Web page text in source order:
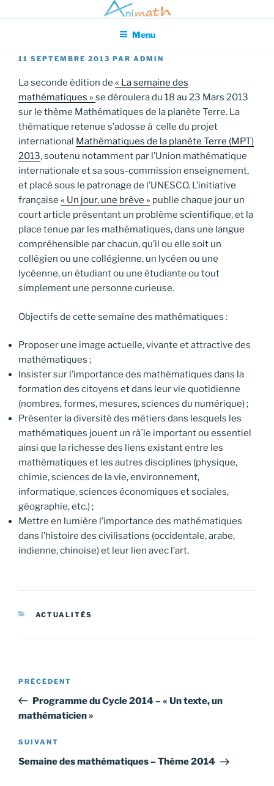
au
principal
Association pour l'Animation en Mathématiques
Menu
PUBLIÉ
11 SEPTEMBRE 2013 PAR ADMIN
La seconde édition de « La semaine des
mathématiques » se déroulera du 18 au 23 Mars 2013
sur le thème Mathématiques de la planète Terre. La
thématique retenue s’adosse à celle du projet
international Mathématiques de la planète Terre (MPT)
2013, soutenu notamment par l’Union mathématique
internationale et sa sous-commission enseignement,
et placé sous le patronage de l’UNESCO. L’initiative
française « Un jour, une brève » publie chaque jour un
court article présentant un problème scientifique, et la
place tenue par les mathématiques, dans une langue
compréhensible par chacun, qu’il ou elle soit un
collégien ou une collégienne, un lycéen ou une
lycéenne, un étudiant ou une étudiante ou tout
simplement une personne curieuse.
Objectifs de cette semaine des mathématiques :
Proposer une image actuelle, vivante et attractive des
mathématiques ;
Insister sur l’importance des mathématiques dans la
formation des citoyens et dans leur vie quotidienne
(nombres, formes, mesures, sciences du numérique) ;
Présenter la diversité des métiers dans lesquels les
mathématiques jouent un rà´le important ou essentiel
ainsi que la richesse des liens existant entre les
mathématiques et les autres disciplines (physique,
chimie, sciences de la vie, environnement,
informatique, sciences économiques et sociales,
géographie, etc.) ;
Mettre en lumière l’importance des mathématiques
dans l’histoire des civilisations (occidentale, arabe,
indienne, chinoise) et leur lien avec l’art.
CATÉGORIES
ACTUALITÉS
Navigation
l’article
Article
précédent
PRÉCÉDENT
Programme du Cycle 2014 – « Un texte, un
mathématicien »
Article
suivant
SUIVANT
Semaine des mathématiques – Thème 2014